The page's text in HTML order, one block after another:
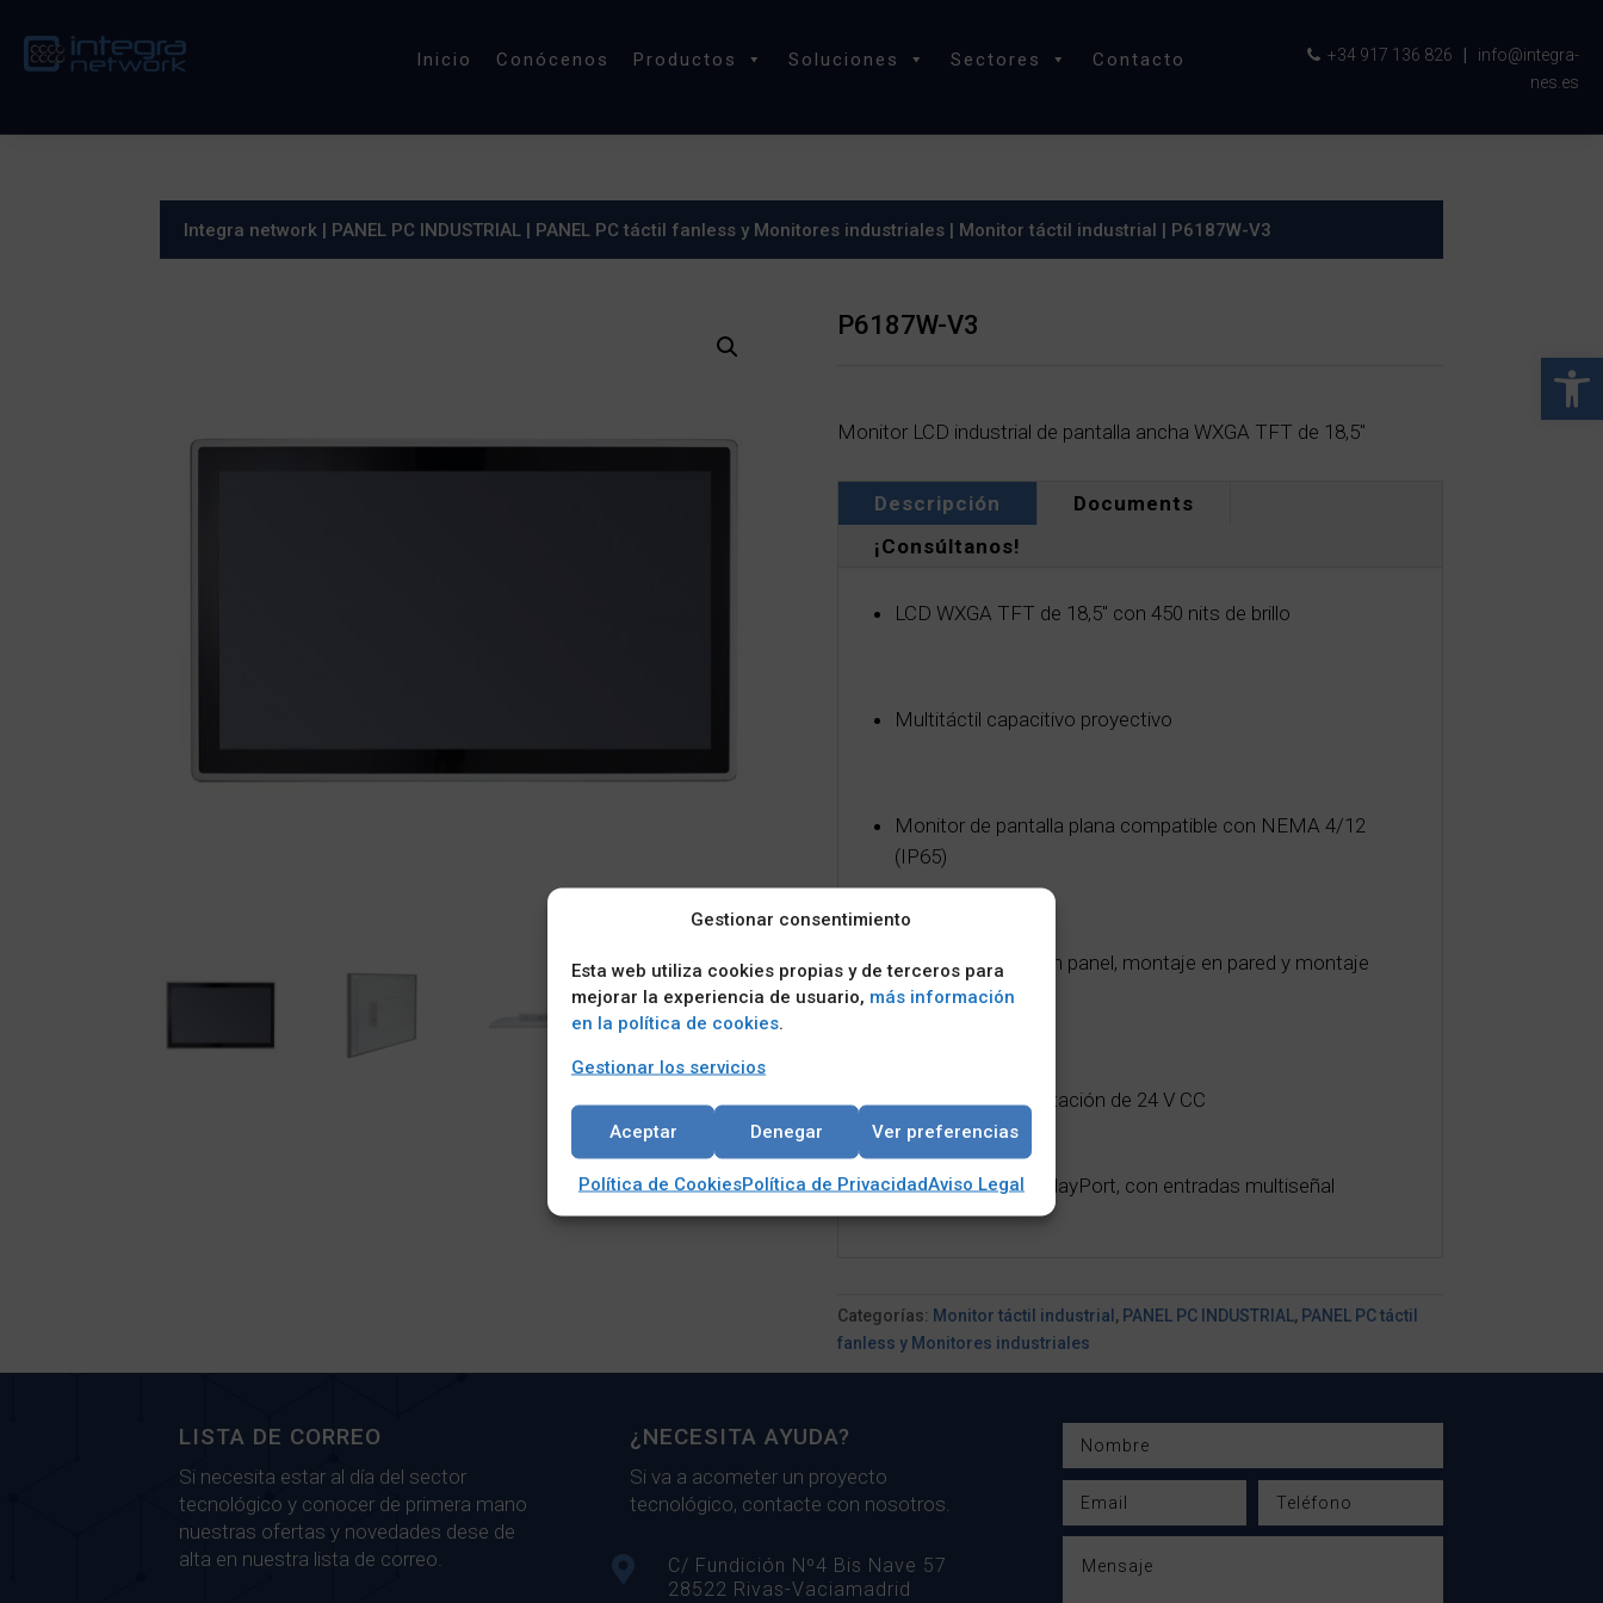
Abrir
Gestionar consentimiento
Esta web utiliza cookies propias y de terceros para
mejorar la experiencia de usuario, más información
en la política de cookies.
Gestionar los servicios
Aceptar Denegar Ver preferencias
Política de CookiesPolítica de PrivacidadAviso Legal
Inicio Conócenos Productos Soluciones Sectores Contacto +34 917 136 826
info@integra-
nes.es
Integra network | PANEL PC INDUSTRIAL | PANEL PC táctil fanless y Monitores industriales | Monitor táctil industrial | P6187W-V3
P6187W-V3
Monitor LCD industrial de pantalla ancha WXGA TFT de 18,5″
Descripción
Documents
¡Consúltanos!
LCD WXGA TFT de 18,5" con 450 nits de brillo
Multitáctil capacitivo proyectivo
Monitor de pantalla plana compatible con NEMA 4/12
(IP65)
Admite montaje en panel, montaje en pared y montaje
VESA
Entrada de alimentación de 24 V CC
VGA, HDMI y DisplayPort, con entradas multiseñal
Categorías: Monitor táctil industrial , PANEL PC INDUSTRIAL , PANEL PC táctil
fanless y Monitores industriales
LISTA DE CORREO
Si necesita estar al día del sector
tecnológico y conocer de primera mano
nuestras ofertas y novedades dese de
alta en nuestra lista de correo.
¿NECESITA AYUDA?
Si va a acometer un proyecto
tecnológico, contacte con nosotros.

C/ Fundición Nº4 Bis Nave 57
28522 Rivas-Vaciamadrid